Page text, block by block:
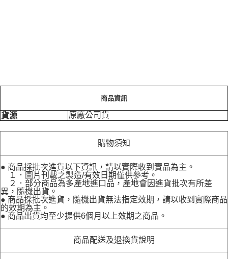
商品資訊
貨源 原廠公司貨
購物須知
● 商品採批次進貨以下資訊，請以實際收到實品為主。
１．圖片刊載之製造/有效日期僅供參考。
２．部分商品為多產地進口品，產地會因進貨批次有所差
異，隨機出貨。
● 商品採批次進貨，隨機出貨無法指定效期，請以收到實際商品
的效期為主。
● 商品出貨均至少提供6個月以上效期之商品。
商品配送及退換貨說明